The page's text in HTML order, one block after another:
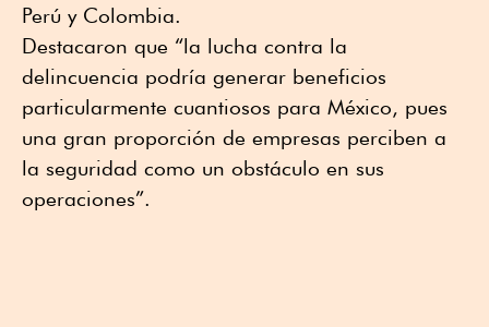
Perú y Colombia.
Destacaron que “la lucha contra la
delincuencia podría generar beneficios
particularmente cuantiosos para México, pues
una gran proporción de empresas perciben a
la seguridad como un obstáculo en sus
operaciones”.